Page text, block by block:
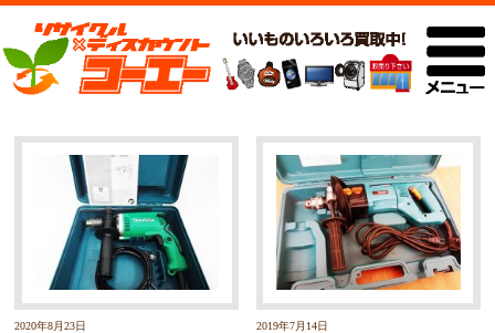
2020年8月23日
2019年7月14日